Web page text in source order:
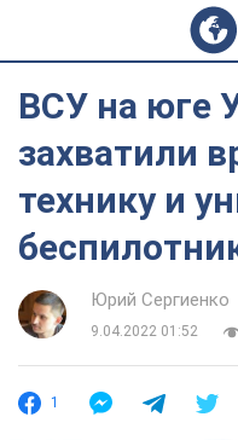
ВСУ на юге
захватили
технику и
Юрий Сергиенко
9.04.2022 01:52
1